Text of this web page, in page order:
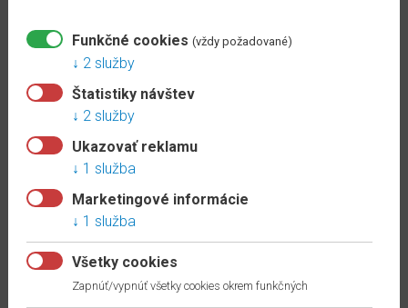
výraznejšími modernými farbami. Podlahové dosky vo formáte
sú ideálne pre menšie a nepravidelné priestory.
jednotlivých podlahových dosiek.
Výhody:
24 hodinová vodeodolnosť
inštalačnému systému
robustný povrch s vysokou odolnosťou proti opotrebovaniu
Funkčné cookies (vždy požadované)
2 služby
Štatistiky návštev
2 služby
Ukazovať reklamu
1 služba
Marketingové informácie
1 služba
Všetky cookies
Zapnúť/vypnúť všetky cookies okrem funkčných